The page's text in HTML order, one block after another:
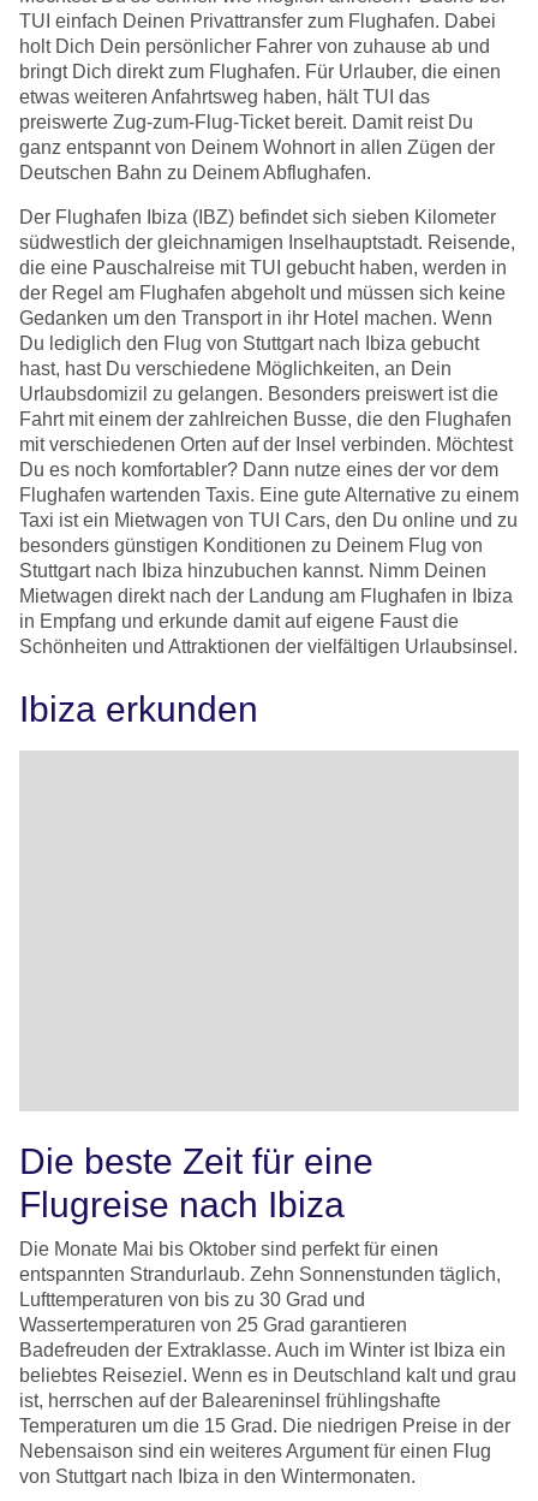
TUI einfach Deinen Privattransfer zum Flughafen. Dabei
holt Dich Dein persönlicher Fahrer von zuhause ab und
bringt Dich direkt zum Flughafen. Für Urlauber, die einen
etwas weiteren Anfahrtsweg haben, hält TUI das
preiswerte Zug-zum-Flug-Ticket bereit. Damit reist Du
ganz entspannt von Deinem Wohnort in allen Zügen der
Deutschen Bahn zu Deinem Abflughafen.
Der Flughafen Ibiza (IBZ) befindet sich sieben Kilometer
südwestlich der gleichnamigen Inselhauptstadt. Reisende,
die eine Pauschalreise mit TUI gebucht haben, werden in
der Regel am Flughafen abgeholt und müssen sich keine
Gedanken um den Transport in ihr Hotel machen. Wenn
Du lediglich den Flug von Stuttgart nach Ibiza gebucht
hast, hast Du verschiedene Möglichkeiten, an Dein
Urlaubsdomizil zu gelangen. Besonders preiswert ist die
Fahrt mit einem der zahlreichen Busse, die den Flughafen
mit verschiedenen Orten auf der Insel verbinden. Möchtest
Du es noch komfortabler? Dann nutze eines der vor dem
Flughafen wartenden Taxis. Eine gute Alternative zu einem
Taxi ist ein Mietwagen von TUI Cars, den Du online und zu
besonders günstigen Konditionen zu Deinem Flug von
Stuttgart nach Ibiza hinzubuchen kannst. Nimm Deinen
Mietwagen direkt nach der Landung am Flughafen in Ibiza
in Empfang und erkunde damit auf eigene Faust die
Schönheiten und Attraktionen der vielfältigen Urlaubsinsel.
Ibiza erkunden
Die beste Zeit für eine
Flugreise nach Ibiza
Die Monate Mai bis Oktober sind perfekt für einen
entspannten Strandurlaub. Zehn Sonnenstunden täglich,
Lufttemperaturen von bis zu 30 Grad und
Wassertemperaturen von 25 Grad garantieren
Badefreuden der Extraklasse. Auch im Winter ist Ibiza ein
beliebtes Reiseziel. Wenn es in Deutschland kalt und grau
ist, herrschen auf der Baleareninsel frühlingshafte
Temperaturen um die 15 Grad. Die niedrigen Preise in der
Nebensaison sind ein weiteres Argument für einen Flug
von Stuttgart nach Ibiza in den Wintermonaten.